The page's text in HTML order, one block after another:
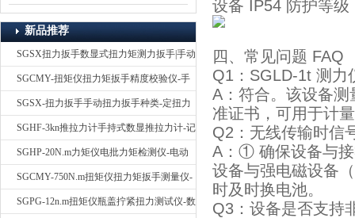
新品推荐
SGSX扭力扳手数显式扭力矩测力扳手|手动
定扭矩检测扳手
SGCMY-扭矩仪扭力矩扳手精度校验仪-手
动扳子扭矩校准仪
SGSX-扭力扳手手动扭力扳手种类-定扭力
矩检测扳手价格
SGHF-3kn推拉力计手持式数显推拉力计-记
忆数据拉压力测力计
SGHP-20N.m力矩仪电批力矩检测仪-电动
螺丝批扭力矩测试仪
SGCMY-750N.m扭矩仪扭力矩扳手测量仪-
校准扳手扭力精度测试仪
SGPG-12n.m扭矩仪瓶盖拧紧扭力测试仪-数
设备 IP54 防护等
四、常见问题 FAQ
Q1：SGLD-1t 测力
A：符合。该设备
准证书，可用于计
Q2：无线传输时信
A：① 确保设备与
设备与强电磁设备
时及时换电池。
Q3：设备是否支持